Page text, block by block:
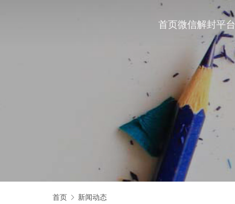
首页微信解封平台
首页 新闻动态